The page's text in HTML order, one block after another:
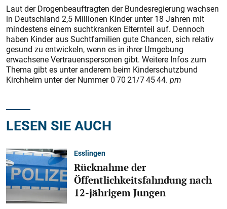
Laut der Drogenbeauftragten der Bundesregierung wachsen
in Deutschland 2,5 Millionen Kinder unter 18 Jahren mit
mindestens einem suchtkranken Elternteil auf. Dennoch
haben Kinder aus Suchtfamilien gute Chancen, sich relativ
gesund zu entwickeln, wenn es in ihrer Umgebung
erwachsene Vertrauenspersonen gibt. Weitere Infos zum
Thema gibt es unter anderem beim Kinderschutzbund
Kirchheim unter der Nummer 0 70 21/7 45 44. pm
LESEN SIE AUCH
Esslingen
Rücknahme der
Öffentlichkeitsfahndung nach
12-jährigem Jungen